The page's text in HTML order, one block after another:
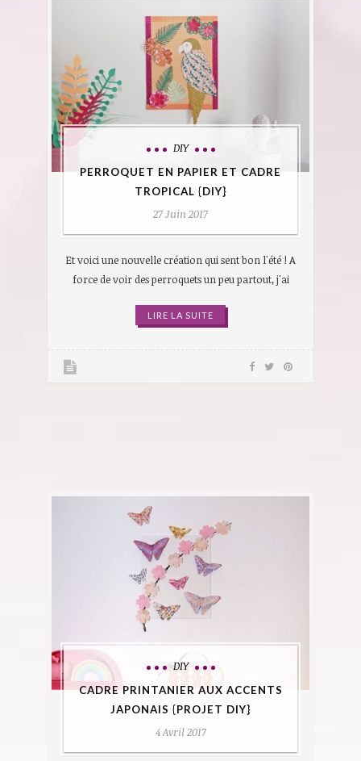
DIY
PERROQUET EN PAPIER ET CADRE
TROPICAL {DIY}
27 Juin 2017
Et voici une nouvelle création qui sent bon l'été ! A
force de voir des perroquets un peu partout, j'ai
LIRE LA SUITE
DIY
CADRE PRINTANIER AUX ACCENTS
JAPONAIS {PROJET DIY}
4 Avril 2017